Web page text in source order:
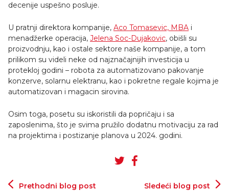
decenije uspešno posluje.
U pratnji direktora kompanije, Aco Tomasevic, MBA i
menadžerke operacija, Jelena Soc-Dujakovic, obišli su
proizvodnju, kao i ostale sektore naše kompanije, a tom
prilikom su videli neke od najznačajnijih investicija u
protekloj godini – robota za automatizovano pakovanje
konzerve, solarnu elektranu, kao i pokretne regale kojima je
automatizovan i magacin sirovina.
Osim toga, posetu su iskoristili da popričaju i sa
zaposlenima, što je svima pružilo dodatnu motivaciju za rad
na projektima i postizanje planova u 2024. godini.
Prethodni blog post Sledeći blog post